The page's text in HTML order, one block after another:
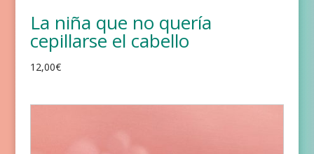
La niña que no quería
cepillarse el cabello
12,00€